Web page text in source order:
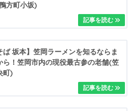
方町小坂)
ば 坂本】笠岡ラーメンを知るならま
ら！笠岡市内の現役最古参の老舗(笠
町)